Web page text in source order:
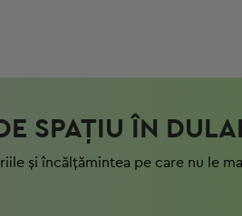
SPAȚIU ÎN
și încălțămintea pe care nu le